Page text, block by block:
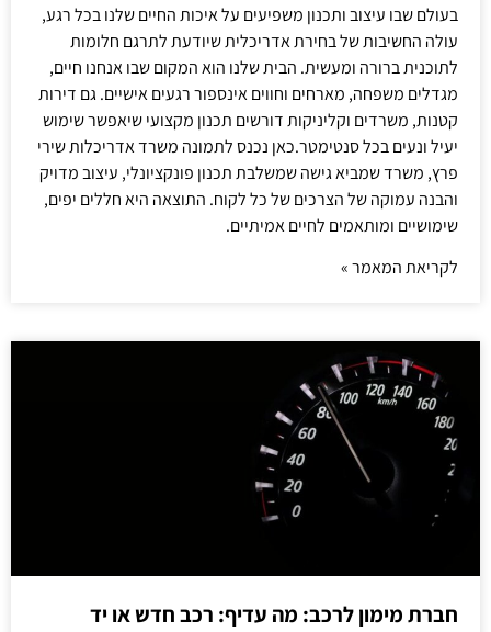
בעולם שבו עיצוב ותכנון משפיעים על איכות החיים שלנו בכל רגע,
עולה החשיבות של בחירת אדריכלית שיודעת לתרגם חלומות
לתוכנית ברורה ומעשית. הבית שלנו הוא המקום שבו אנחנו חיים,
מגדלים משפחה, מארחים וחווים אינספור רגעים אישיים. גם דירות
קטנות, משרדים וקליניקות דורשים תכנון מקצועי שיאפשר שימוש
יעיל ונעים בכל סנטימטר.כאן נכנס לתמונה משרד אדריכלות שירי
פרץ, משרד שמביא גישה שמשלבת תכנון פונקציונלי, עיצוב מדויק
והבנה עמוקה של הצרכים של כל לקוח. התוצאה היא חללים יפים,
שימושיים ומותאמים לחיים אמיתיים.
לקריאת המאמר »
חברת מימון לרכב: מה עדיף: רכב חדש או יד